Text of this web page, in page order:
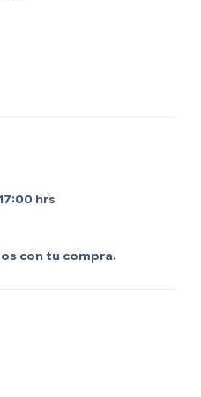
hrs
con tu compra.